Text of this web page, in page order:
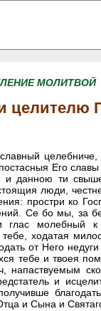
МОЛИТВОЙ
целителю
Его
данною ти
люди,
простри ко
Се бо мы, за
глас молебный
ходатая
от Него
тебе и твоея
напаствуемым
и
и Сына и